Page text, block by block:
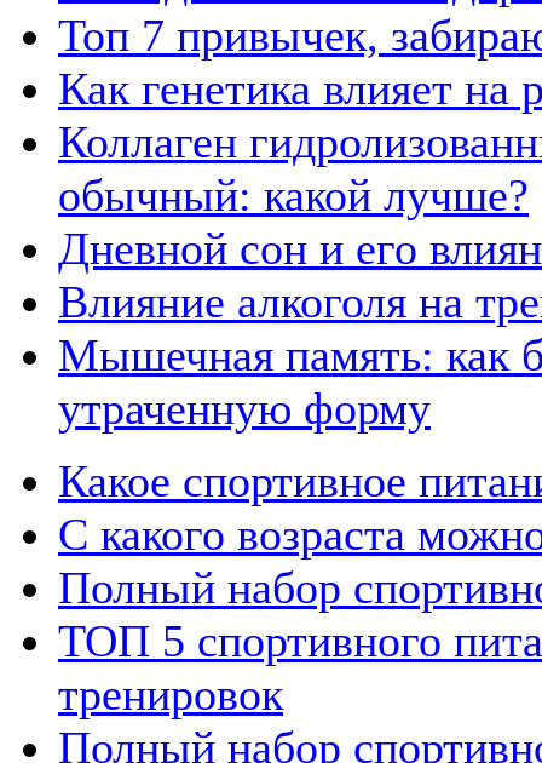
Топ 7 привычек,
Как генетика влияет
Коллаген
обычный: какой лучше?
Дневной сон и его
Влияние алкоголя на
Мышечная память: как
утраченную форму
Какое спортивное
С какого возраста
Полный набор
ТОП 5 спортивного
тренировок
Полный набор